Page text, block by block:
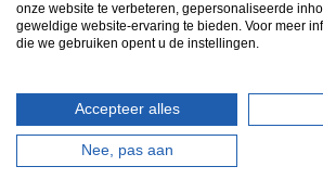
Kom langs in onze winkel:
Voorthuizen, 0342-
Copyright © 2021 | Kooloos Slapen
Website doorMake it Matter
onze website te verbeteren, gepersonaliseerde
geweldige website-ervaring te bieden. Voor meer
die we gebruiken opent u de instellingen.
Accepteer alles
Nee, pas aan